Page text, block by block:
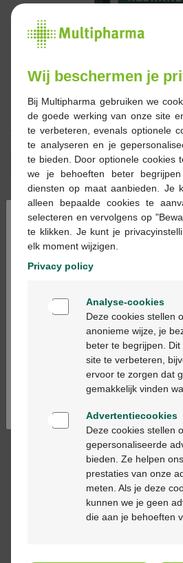
€ 17,90
Bestellen
Op voorraad online
- +
Max. aantal = 12
Op werkdagen vóór 12u
werkdag geleverd
levering in je
levering thuis vanaf €55
Klantendienst
via chat of
Productbeschrijving
Eigenschappen
Bienvenue
Ga verder in het
Continuez en
Wij beschermen je
Bij Multipharma gebruiken we
de goede werking van onze site
te verbeteren, evenals optionele
te analyseren en je
te bieden. Door optionele cookies
we je behoeften beter
diensten op maat aanbieden. Je
alleen bepaalde cookies te
selecteren en vervolgens op
te klikken. Je kunt je
elk moment wijzigen.
Privacy policy
Analyse-cookies
Deze cookies stellen
anonieme wijze, je
beter te begrijpen.
site te verbeteren,
ervoor te zorgen dat
gemakkelijk vinden
Advertentiecookies
Deze cookies stellen
gepersonaliseerde
bieden. Ze helpen
prestaties van onze
meten. Als je deze
kunnen we je geen
die aan je behoeften